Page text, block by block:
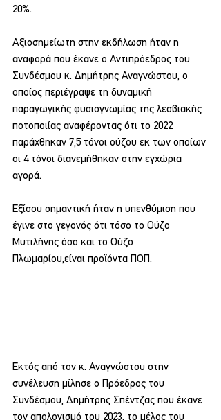
20%.
Αξιοσημείωτη στην εκδήλωση ήταν η
αναφορά που έκανε ο Αντιπρόεδρος του
Συνδέσμου κ. Δημήτρης Αναγνώστου, ο
οποίος περιέγραψε τη δυναμική
παραγωγικής φυσιογνωμίας της λεσβιακής
ποτοποιίας αναφέροντας ότι το 2022
παράχθηκαν 7,5 τόνοι ούζου εκ των οποίων
οι 4 τόνοι διανεμήθηκαν στην εγχώρια
αγορά.
Εξίσου σημαντική ήταν η υπενθύμιση που
έγινε στο γεγονός ότι τόσο το Ούζο
Μυτιλήνης όσο και το Ούζο
Πλωμαρίου,είναι προϊόντα ΠΟΠ.
Εκτός από τον κ. Αναγνώστου στην
συνέλευση μίλησε ο Πρόεδρος του
Συνδέσμου, Δημήτρης Σπέντζας που έκανε
τον απολογισμό του 2023, το μέλος του